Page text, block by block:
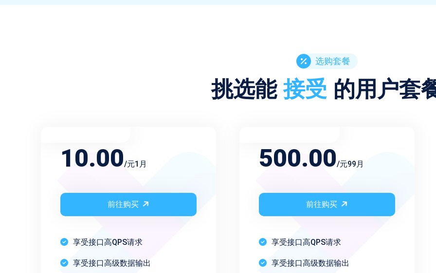
选购套餐
挑选能接受 的用户套
10.00/元1月
前往购买
享受接口高QPS请求
享受接口高级数据输出
500.00/元99月
前往购买
享受接口高QPS请求
享受接口高级数据输出